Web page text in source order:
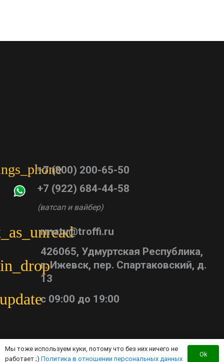
+7 (800) 200-65-50
+7 (922) 684-44-58
(ватсап и вайбер)
rmatv@troffi.ru
426065, Удмуртская Республика,
г. Ижевск, пер. Спартаковский, д.
13
updateс 09:00 до 19:00
Мы тоже используем куки, потому что без них ничего не
работает ;) Политика в отношении персональных данных
Ok